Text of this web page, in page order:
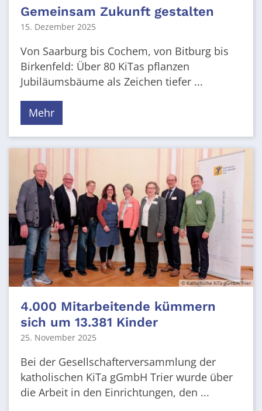
Gemeinsam Zukunft gestalten
15. Dezember 2025
Von Saarburg bis Cochem, von Bitburg bis
Birkenfeld: Über 80 KiTas pflanzen
Jubiläumsbäume als Zeichen tiefer ...
Mehr
© Katholische KiTa gGmbH Trier
4.000 Mitarbeitende kümmern
sich um 13.381 Kinder
25. November 2025
Bei der Gesellschafterversammlung der
katholischen KiTa gGmbH Trier wurde über
die Arbeit in den Einrichtungen, den ...